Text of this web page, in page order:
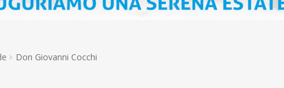
Don Giovanni Cocchi